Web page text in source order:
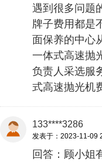
遇到很多问题
牌子费用都是
面保养的中心
一体式高速抛
负责人采选服
式高速抛光机
133****3286
发表于：2023-11-09
回答：顾小姐